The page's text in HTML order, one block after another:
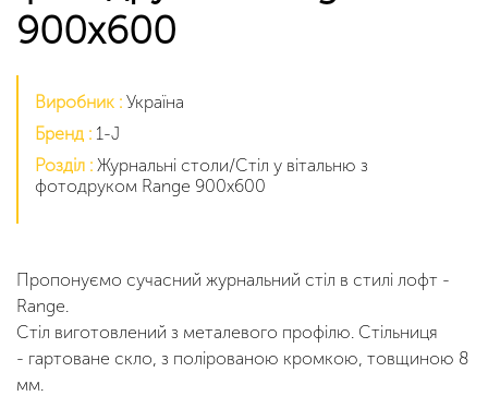
900х600
Виробник : Україна
Бренд : 1-J
Розділ : Журнальні столи/Cтіл у вітальню з
фотодруком Range 900х600
Пропонуємо сучасний журнальний стіл в стилі лофт -
Range.
Стіл виготовлений з металевого профілю. Стільниця
- гартоване скло, з полірованою кромкою, товщиною 8
мм.